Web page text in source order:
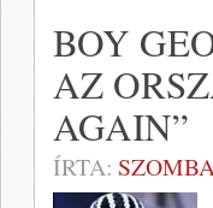
BOY
AZ
AGAIN”
ÍRTA: